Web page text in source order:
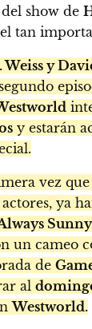
show de
tan
Weiss y
y ​​estarán
vez que
ya
Always
un cameo
de
al
Westworld.